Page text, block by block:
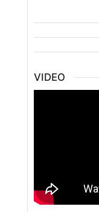
VIDEO